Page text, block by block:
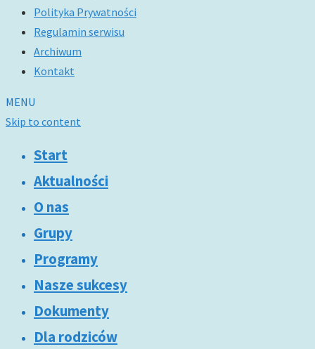
Polityka Prywatności
Regulamin serwisu
Archiwum
Kontakt
MENU
Skip to content
Start
Aktualności
O nas
Grupy
Programy
Nasze sukcesy
Dokumenty
Dla rodziców